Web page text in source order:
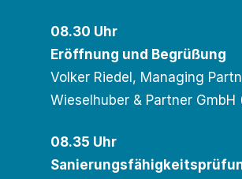
08.30 Uhr
Eröffnung und Begrüßung
Volker Riedel, Managing
Wieselhuber & Partner GmbH
08.35 Uhr